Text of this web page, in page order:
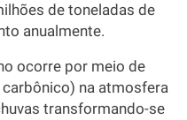
de toneladas de
anualmente.
ocorre por meio de
carbônico) na atmosfera
transformando-se